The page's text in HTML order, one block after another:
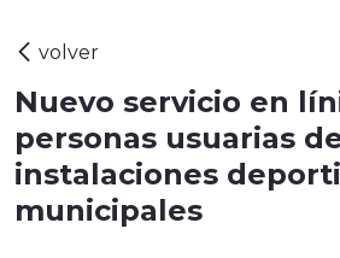
Nuevo servicio en
personas usuarias
instalaciones
municipales